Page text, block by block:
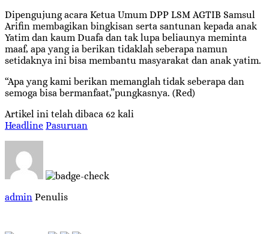
Dipengujung acara Ketua Umum DPP LSM AGTIB Samsul
Arifin membagikan bingkisan serta santunan kepada anak
Yatim dan kaum Duafa dan tak lupa beliaunya meminta
maaf, apa yang ia berikan tidaklah seberapa namun
setidaknya ini bisa membantu masyarakat dan anak yatim.
“Apa yang kami berikan memanglah tidak seberapa dan
semoga bisa bermanfaat,”pungkasnya. (Red)
Artikel ini telah dibaca 62 kali
Headline Pasuruan
admin Penulis